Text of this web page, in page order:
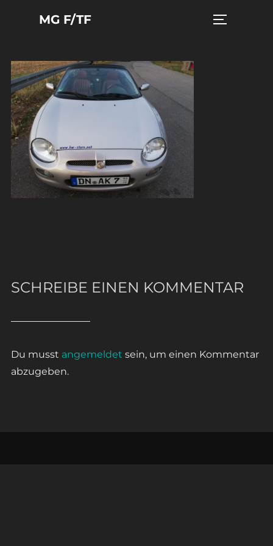
MG F/TF
SCHREIBE EINEN KOMMENTAR
Du musst angemeldet sein, um einen Kommentar
abzugeben.